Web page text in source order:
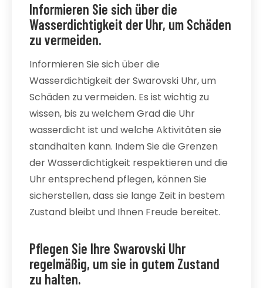
Informieren Sie sich über die
Wasserdichtigkeit der Uhr, um Schäden
zu vermeiden.
Informieren Sie sich über die
Wasserdichtigkeit der Swarovski Uhr, um
Schäden zu vermeiden. Es ist wichtig zu
wissen, bis zu welchem Grad die Uhr
wasserdicht ist und welche Aktivitäten sie
standhalten kann. Indem Sie die Grenzen
der Wasserdichtigkeit respektieren und die
Uhr entsprechend pflegen, können Sie
sicherstellen, dass sie lange Zeit in bestem
Zustand bleibt und Ihnen Freude bereitet.
Pflegen Sie Ihre Swarovski Uhr
regelmäßig, um sie in gutem Zustand
zu halten.